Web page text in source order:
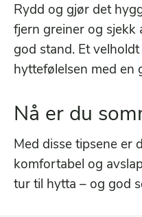
Rydd og gjør det
fjern greiner og sjekk
god stand. Et
hyttefølelsen med en
Nå er du
Med disse tipsene er
komfortabel og
tur til hytta – og god